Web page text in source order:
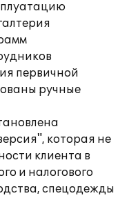
первичной
ручные
которая не
клиента в
и налогового
спецодежды